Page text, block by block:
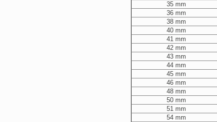
35 mm
36 mm
38 mm
40 mm
41 mm
42 mm
43 mm
44 mm
45 mm
46 mm
48 mm
50 mm
51 mm
54 mm